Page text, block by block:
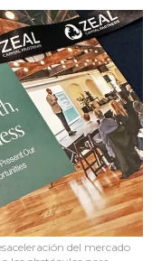
del mercado